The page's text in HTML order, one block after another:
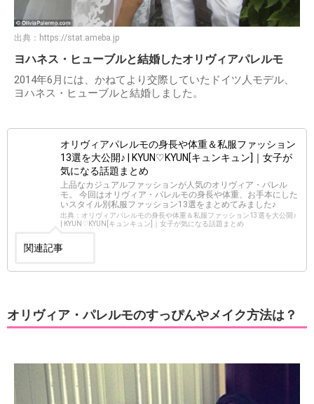
https://stat.ameba.jp
2014年6月には、かねてより交際していたドイツ人モデル、
ヨハネス・ヒューブルと結婚しました。
オリヴィアパレルモの身長や体重＆私服ファッション
モ。 今回はオリヴィア・パレルモの身長や体重、お手本にした
いスタイル別私服ファッション13選をまとめてみました♪
出典：オリヴィアパレルモの身長や体重＆私服ファッション13選を大公開♪
| KYUN♡KYUN[キュンキュン]｜女子が気になる話題まとめ